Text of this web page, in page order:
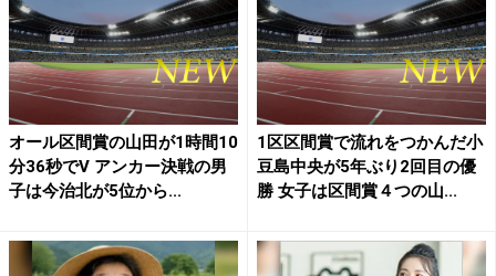
オール区間賞の山田が1時間10
分36秒でV アンカー決戦の男
子は今治北が5位から...
1区区間賞で流れをつかんだ小
豆島中央が5年ぶり2回目の優
勝 女子は区間賞４つの山...